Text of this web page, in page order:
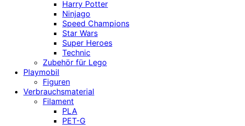
Harry Potter
Ninjago
Speed Champions
Star Wars
Super Heroes
Technic
Zubehör für Lego
Playmobil
Figuren
Verbrauchsmaterial
Filament
PLA
PET-G